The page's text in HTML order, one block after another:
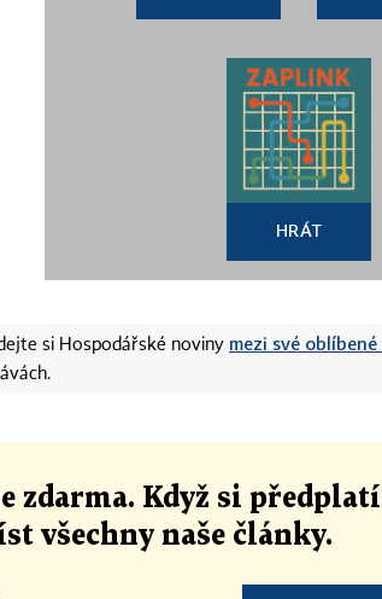
HRÁT
si Hospodářské noviny mezi své
zdarma. Když si
všechny naše články.